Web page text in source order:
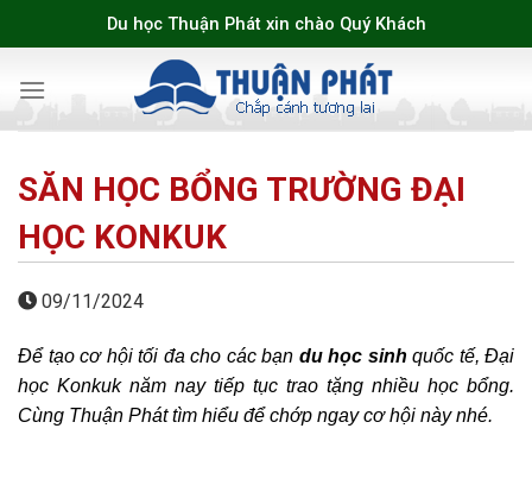
to
Du học Thuận Phát xin chào Quý Khách
SĂN HỌC BỔNG TRƯỜNG ĐẠI
HỌC KONKUK
09/11/2024
Để tạo cơ hội tối đa cho các bạn du học sinh quốc tế, Đại
học Konkuk năm nay tiếp tục trao tặng nhiều học bổng.
Cùng Thuận Phát tìm hiểu để chớp ngay cơ hội này nhé.